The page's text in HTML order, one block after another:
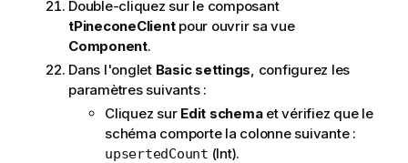
Double-cliquez sur le composant
tPineconeClientpour ouvrir sa vue
Component.
Dans l'onglet Basic settings, configurez les
paramètres suivants :
Cliquez sur Edit schemaet vérifiez que le
schéma comporte la colonne suivante :
upsertedCount (Int).